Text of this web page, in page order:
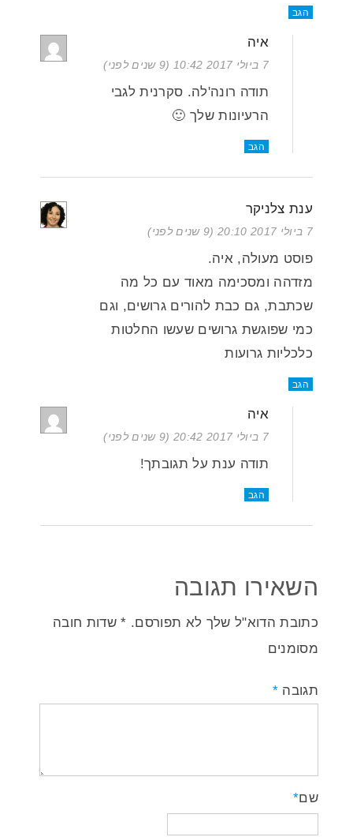
הגב
איה
7 ביולי 2017 10:42 (9 שנים לפני)
תודה רונה'לה. סקרנית לגבי
הרעיונות שלך 🙂
הגב
ענת צלניקר
7 ביולי 2017 20:10 (9 שנים לפני)
פוסט מעולה, איה.
מזדהה ומסכימה מאוד עם כל מה
שכתבת, גם כבת להורים גרושים, וגם
כמי שפוגשת גרושים שעשו החלטות
כלכליות גרועות
הגב
איה
7 ביולי 2017 20:42 (9 שנים לפני)
תודה ענת על תגובתך!
הגב
השאירו תגובה
כתובת הדוא"ל שלך לא תפורסם. * שדות חובה
מסומנים
תגובה *
שם*